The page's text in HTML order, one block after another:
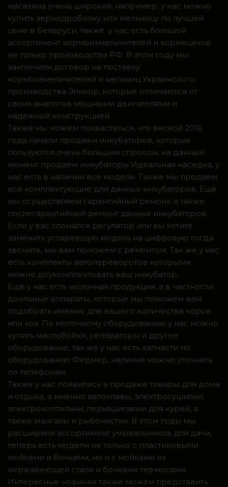
магазина очень широкий, например, у нас можно
купить зернодробилку или мельницу по лучшей
цене в Беларуси, также у нас есть большой
ассортимент кормоизмельчителей и кормоцехов
не только производства РФ. В этом году мы
заключили договор на поставку
кормоизмельчителей и мельниц Украинского
производства Эликор, которые отличаются от
своих аналогов мощными двигателями и
надежной конструкцией.
Также мы можем похвастаться, что весной 2016
года начали продажи инкубаторов, которые
пользуются очень большим спросом, на данный
момент продаем инкубаторы Идеальная наседка, у
нас есть в наличии все модели. Также мы продаем
все комплектующие для данных инкубаторов. Ещё
мы осуществляем гарантийный ремонт, а также
послегарантийный ремонт данных инкубаторов.
Если у вас сломался регулятор или вы хотите
заменить устаревшую модель на цифровую тогда
звоните, мы вам поможем с ремонтом. Так же у нас
есть комплекты автопереворотов которыми
можно доукомплектовать ваш инкубатор.
Ещё у нас есть молочная продукция, а в частности
доильные аппараты, которые мы поможем вам
подобрать именно для вашего количества коров
или коз. По молочному оборудованию у нас можно
купить маслобойки, сепараторы и другое
оборудование, так же у нас есть запчасти по
оборудованию Фермер, наличие можно уточнить
по телефонам.
Также у нас появились в продаже товары для дома
и отдыха, а именно автоклавы, электросушилки,
электрокоптильни, перьящипалки для курей, а
также мангалы и рыбочистки. В этом годы мы
расширили ассортимент умывальников для дачи,
теперь есть модели не только с пластиковыми
мойками и бочками, но и с мойками из
нержавеющей стали и бочками термосами.
Интересные новинки также можем представить